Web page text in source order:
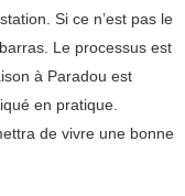
Si ce n’est pas le
Le processus est
à Paradou est
en pratique.
de vivre une bonne